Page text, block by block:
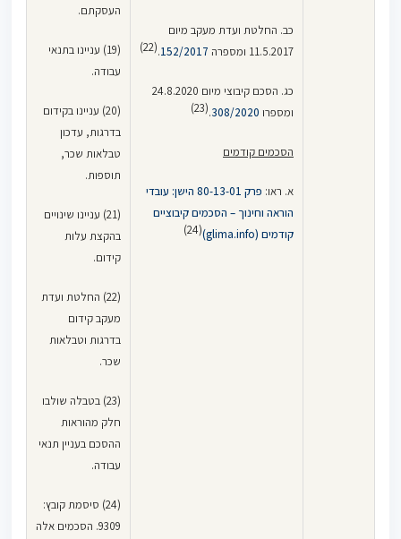
כב. החלטת ועדת מעקב מיום
11.5.2017 ומספרה
152/2017
.
(22)
כג. הסכם קיבוצי מיום 24.8.2020
ומספרו 308/2020
.
(23)
הסכמים קודמים
א. ראו:
פרק 80-13-01 הישן: עובדי
הוראה וחינוך – הסכמים קיבוציים
קודמים (glima.info)
(24)
העסקתם.
(19) עניינו בתנאי
עבודה.
(20) עניינו בקידום
בדרגות, עדכון
טבלאות שכר,
תוספות.
(21) עניינו שינויים
בהקצת עלות
קידום.
(22) החלטת ועדת
מעקב קידום
בדרגות וטבלאות
שכר.
(23) בטבלה שולבו
חלק מהוראות
ההסכם בעניין תנאי
עבודה.
(24) סיסמת קובץ:
9309. הסכמים אלה